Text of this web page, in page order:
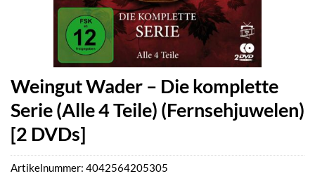
Weingut Wader – Die komplette
Serie (Alle 4 Teile) (Fernsehjuwelen)
[2 DVDs]
Artikelnummer: 4042564205305